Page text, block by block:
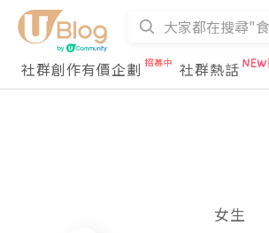
社群創作有價企劃
社群熱話
女生